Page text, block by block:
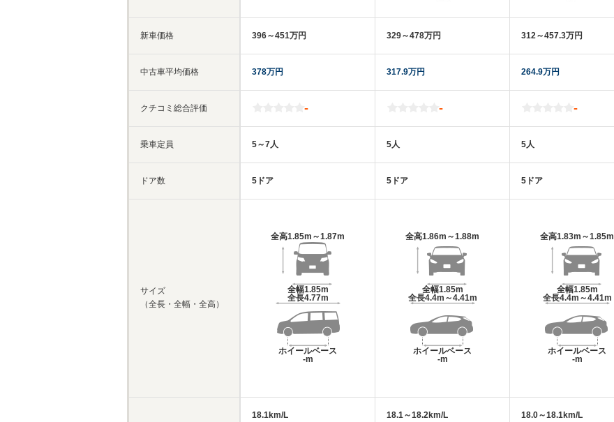
新車価格
中古車平均価格
クチコミ総合評価
乗車定員
ドア数
サイズ
（全長・全幅・全高）
396～451万円
378万円
-
5～7人
5ドア
全高1.85m～1.87m
全幅1.85m
全長4.77m
ホイールベース
-m
18.1km/L
329～478万円
317.9万円
-
5人
5ドア
全高1.86m～1.88m
全幅1.85m
全長4.4m～4.41m
ホイールベース
-m
18.1～18.2km/L
312～457.3万円
264.9万円
-
5人
5ドア
全高1.83m～1.85m
全幅1.85m
全長4.4m～4.41m
ホイールベース
-m
18.0～18.1km/L